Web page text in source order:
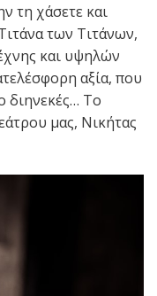
τη χάσετε και
των Τιτάνων,
και υψηλών
αξία, που
διηνεκές… Το
μας, Νικήτας